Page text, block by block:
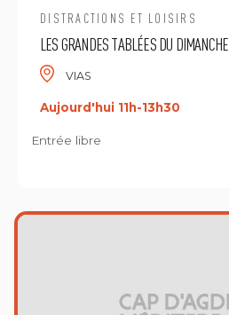
DISTRACTIONS ET LOISIRS
LES GRANDES TABLÉES DU DIMANCHE
VIAS
Aujourd'hui 11h-13h30
Entrée libre